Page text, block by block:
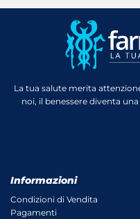
La tua salute merita
noi, il benessere diventa
Informazioni
Condizioni di Vendita
Pagamenti